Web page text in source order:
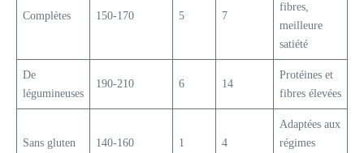
Complètes 150-170 5 7
fibres,
meilleure
satiété
De
légumineuses
190-210 6 14
Protéines et
fibres élevées
Sans gluten 140-160 1 4
Adaptées aux
régimes